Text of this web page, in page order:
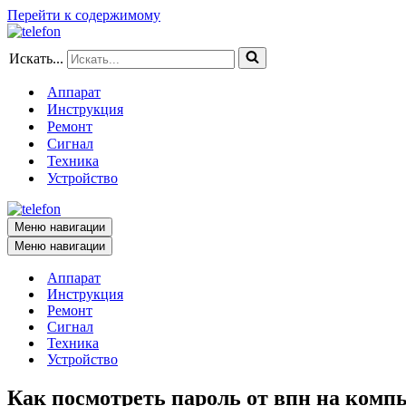
Перейти к содержимому
Искать...
Аппарат
Инструкция
Ремонт
Сигнал
Техника
Устройство
Меню навигации
Меню навигации
Аппарат
Инструкция
Ремонт
Сигнал
Техника
Устройство
Как посмотреть пароль от впн на